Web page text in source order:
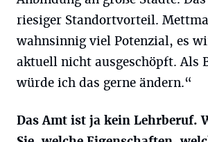
riesiger Standortvorteil.
wahnsinnig viel Potenzial, es
aktuell nicht ausgeschöpft. Als
würde ich das gerne ändern.“
Das Amt ist ja kein Lehrberuf.